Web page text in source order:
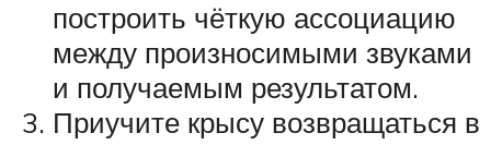
построить чёткую ассоциацию
между произносимыми звуками
и получаемым результатом.
Приучите крысу возвращаться в